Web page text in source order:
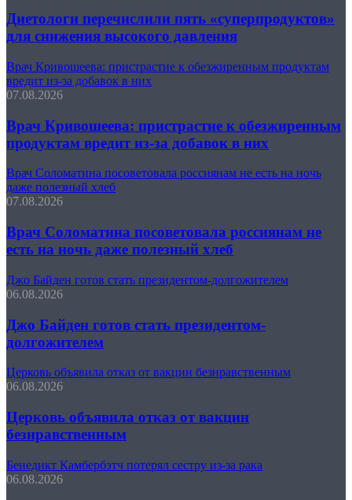
Диетологи перечислили пять «суперпродуктов»
для снижения высокого давления
Врач Кривошеева: пристрастие к обезжиренным продуктам
вредит из-за добавок в них
07.08.2026
Врач Кривошеева: пристрастие к обезжиренным
продуктам вредит из-за добавок в них
Врач Соломатина посоветовала россиянам не есть на ночь
даже полезный хлеб
07.08.2026
Врач Соломатина посоветовала россиянам не
есть на ночь даже полезный хлеб
Джо Байден готов стать президентом-долгожителем
06.08.2026
Джо Байден готов стать президентом-
долгожителем
Церковь объявила отказ от вакцин безнравственным
06.08.2026
Церковь объявила отказ от вакцин
безнравственным
Бенедикт Камбербэтч потерял сестру из-за рака
06.08.2026